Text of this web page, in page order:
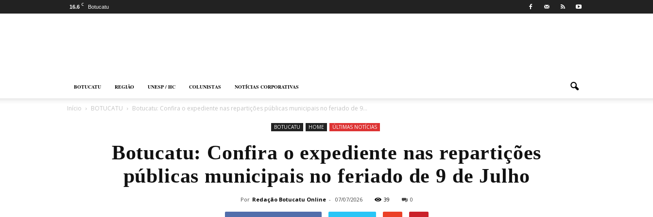
16.6 C Botucatu
BOTUCATU REGIÃO UNESP / HC COLUNISTAS NOTÍCIAS CORPORATIVAS
Início BOTUCATU Botucatu: Confira o expediente nas repartições públicas municipais no feriado de 9...
BOTUCATU HOME ÚLTIMAS NOTÍCIAS
Botucatu: Confira o expediente nas repartições
públicas municipais no feriado de 9 de Julho
Por Redação Botucatu Online - 07/07/2026 39 0